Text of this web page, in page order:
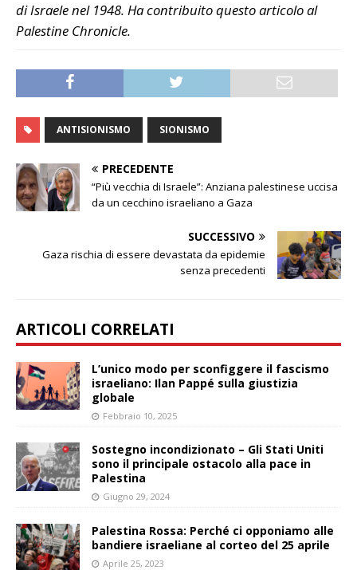
di Israele nel 1948. Ha contribuito questo articolo al
Palestine Chronicle.
ANTISIONISMO SIONISMO
PRECEDENTE
“Più vecchia di Israele”: Anziana palestinese uccisa
da un cecchino israeliano a Gaza
SUCCESSIVO
Gaza rischia di essere devastata da epidemie
senza precedenti
ARTICOLI CORRELATI
L’unico modo per sconfiggere il fascismo
israeliano: Ilan Pappé sulla giustizia
globale
Febbraio 10, 2025
Sostegno incondizionato – Gli Stati Uniti
sono il principale ostacolo alla pace in
Palestina
Giugno 29, 2024
Palestina Rossa: Perché ci opponiamo alle
bandiere israeliane al corteo del 25 aprile
Aprile 25, 2023